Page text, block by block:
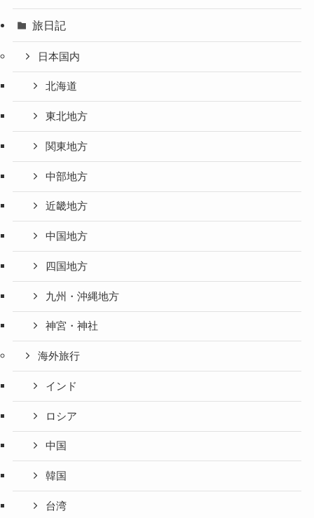
旅日記
日本国内
北海道
東北地方
関東地方
中部地方
近畿地方
中国地方
四国地方
九州・沖縄地方
神宮・神社
海外旅行
インド
ロシア
中国
韓国
台湾